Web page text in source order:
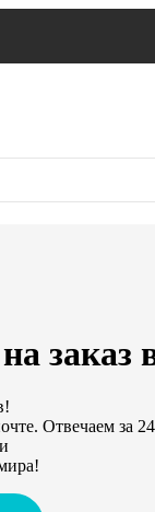
заказ
Отвечаем за